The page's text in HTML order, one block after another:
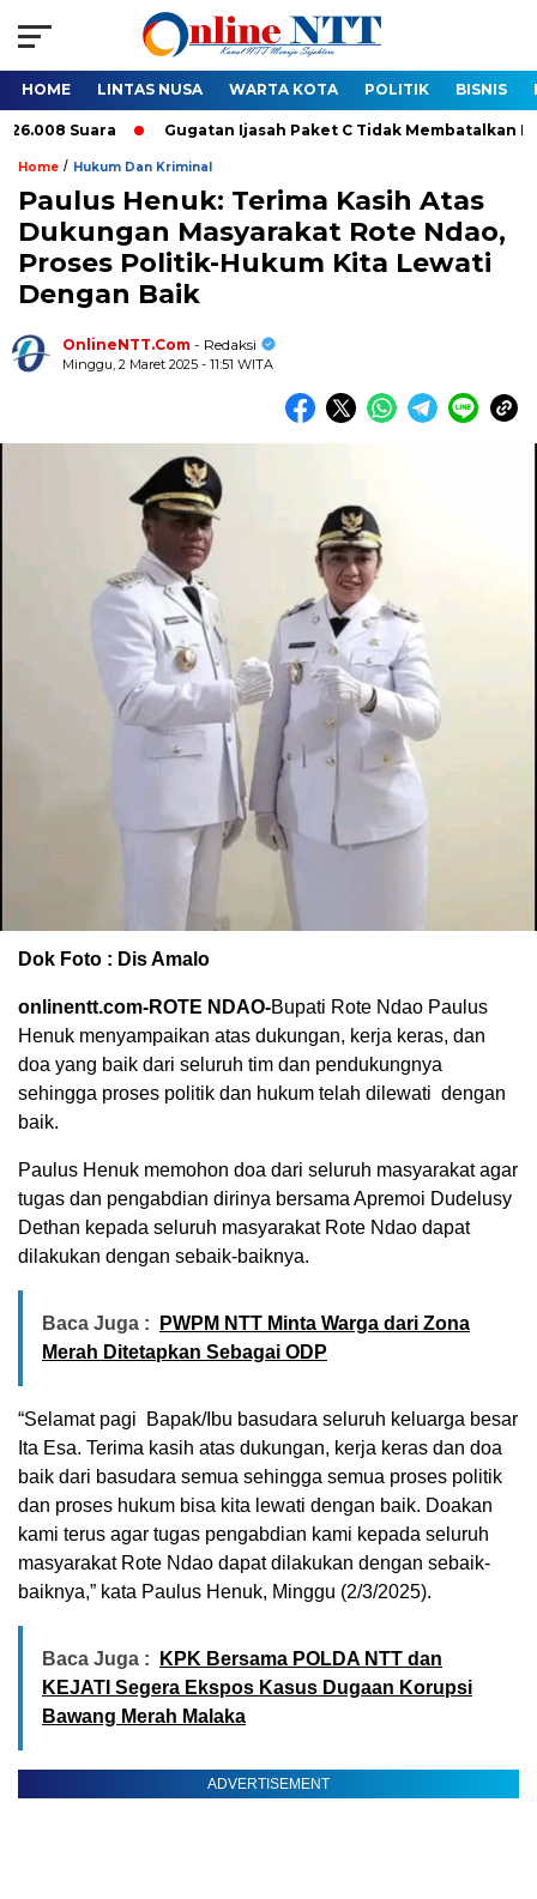
HOME LINTAS NUSA WARTA KOTA POLITIK BISNIS
Suara Gugatan Ijasah Paket C Tidak Membatalkan
Home / Hukum Dan Kriminal
Paulus Henuk: Terima Kasih Atas
Dukungan Masyarakat Rote Ndao,
Proses Politik-Hukum Kita Lewati
Dengan Baik
OnlineNTT.Com - Redaksi
Minggu, 2 Maret 2025 - 11:51 WITA
Dok Foto : Dis Amalo
onlinentt.com-ROTE NDAO-Bupati Rote Ndao Paulus
Henuk menyampaikan atas dukungan, kerja keras, dan
doa yang baik dari seluruh tim dan pendukungnya
sehingga proses politik dan hukum telah dilewati dengan
baik.
Paulus Henuk memohon doa dari seluruh masyarakat agar
tugas dan pengabdian dirinya bersama Apremoi Dudelusy
Dethan kepada seluruh masyarakat Rote Ndao dapat
dilakukan dengan sebaik-baiknya.
Baca Juga :
PWPM NTT Minta Warga dari Zona
Merah Ditetapkan Sebagai ODP
“Selamat pagi Bapak/Ibu basudara seluruh keluarga besar
Ita Esa. Terima kasih atas dukungan, kerja keras dan doa
baik dari basudara semua sehingga semua proses politik
dan proses hukum bisa kita lewati dengan baik. Doakan
kami terus agar tugas pengabdian kami kepada seluruh
masyarakat Rote Ndao dapat dilakukan dengan sebaik-
baiknya,” kata Paulus Henuk, Minggu (2/3/2025).
Baca Juga :
KPK Bersama POLDA NTT dan
KEJATI Segera Ekspos Kasus Dugaan Korupsi
Bawang Merah Malaka
ADVERTISEMENT